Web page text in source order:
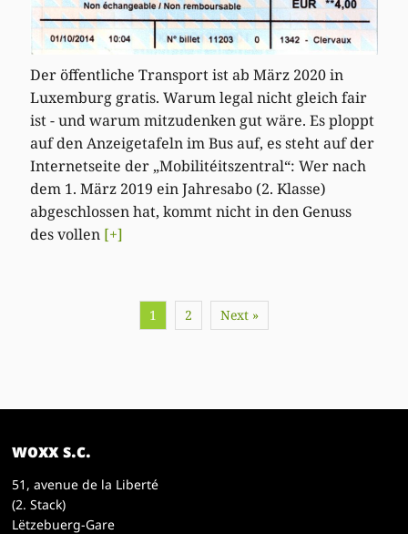
Der öffentliche Transport ist ab März 2020 in
Luxemburg gratis. Warum legal nicht gleich fair
ist - und warum mitzudenken gut wäre. Es ploppt
auf den Anzeigetafeln im Bus auf, es steht auf der
Internetseite der „Mobilitéitszentral“: Wer nach
dem 1. März 2019 ein Jahresabo (2. Klasse)
abgeschlossen hat, kommt nicht in den Genuss
des vollen [+]
1 2 Next »
woxx s.c.
51, avenue de la Liberté
(2. Stack)
Lëtzebuerg-Gare